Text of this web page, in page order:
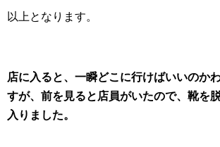
以上となります。
店に入ると、一瞬どこに行けばいいのか
すが、前を見ると店員がいたので、靴を
入りました。